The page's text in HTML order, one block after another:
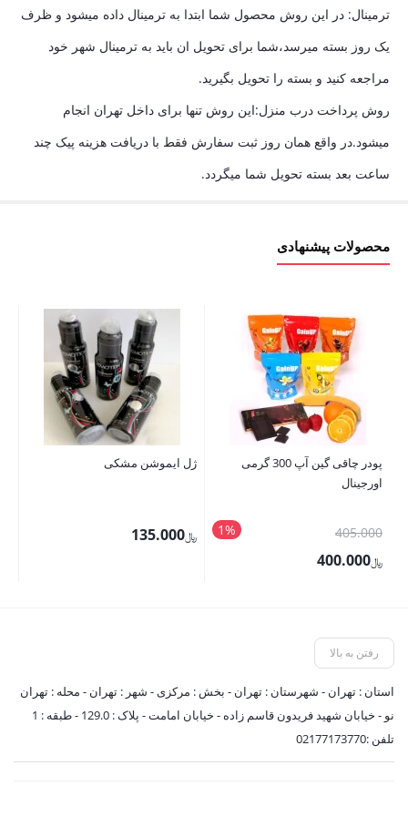
ترمینال: در این روش محصول شما ابتدا به ترمینال داده میشود و ظرف
یک روز بسته میرسد،شما برای تحویل ان باید به ترمینال شهر خود
مراجعه کنید و بسته را تحویل بگیرید.
روش پرداخت درب منزل:این روش تنها برای داخل تهران انجام
میشود.در واقع همان روز ثبت سفارش فقط با دریافت هزینه پیک چند
ساعت بعد بسته تحویل شما میگردد.
محصولات پیشنهادی
پودر چاقی گین آپ 300 گرمی
اورجینال
1% 405.000قیمت
اصلی
﷼400.000
﷼400.000
است.
ژل ایموشن مشکی
﷼135.000
رفتن به بالا
استان : تهران - شهرستان : تهران - بخش : مرکزی - شهر : تهران - محله : تهران
نو - خیابان شهید فریدون قاسم زاده - خیابان امامت - پلاک : 129.0 - طبقه : 1
تلفن :02177173770